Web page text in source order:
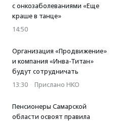
с онкозаболеваниями «Еще
краше в танце»
14:50
Организация «Продвижение»
и компания «Инва-Титан»
будут сотрудничать
13:30 · Прислано НКО
Пенсионеры Самарской
области освоят правила